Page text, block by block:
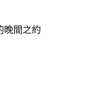
間之約